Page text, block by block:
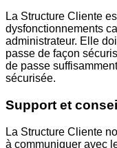
La Structure Cliente
dysfonctionnements
administrateur. Elle
passe de façon
de passe
sécurisée.
Support et
La Structure Cliente
à communiquer avec